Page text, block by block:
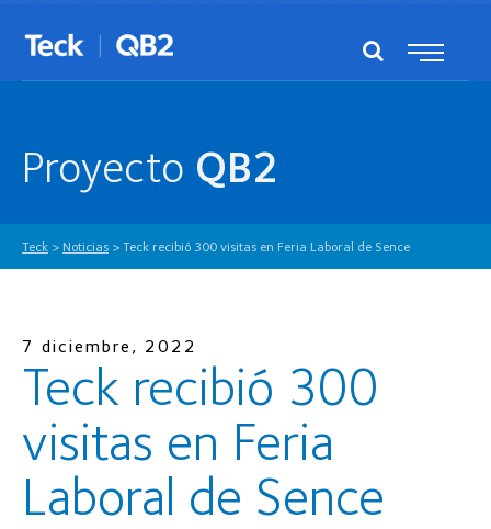
Proyecto QB2
Teck > Noticias > Teck recibió 300 visitas en Feria Laboral de Sence
7 diciembre, 2022
Teck recibió 300
visitas en Feria
Laboral de Sence